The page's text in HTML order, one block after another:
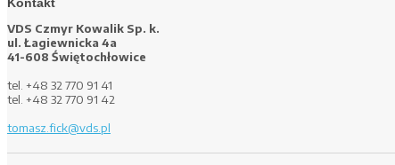
VDS Czmyr Kowalik Sp. k.
ul. Łagiewnicka 4a
41-608 Świętochłowice
tel. +48 32 770 91 41
tel. +48 32 770 91 42
tomasz.fick@vds.pl